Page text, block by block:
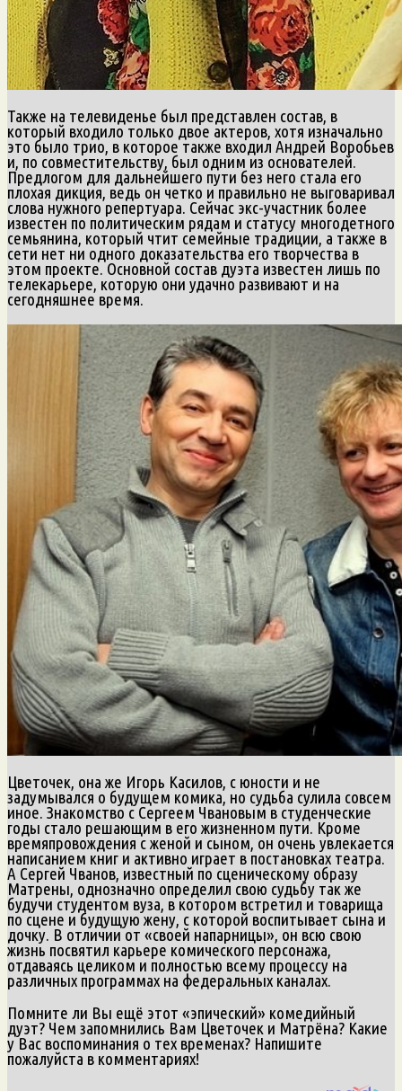
Также на телевиденье был представлен состав, в
который входило только двое актеров, хотя изначально
это было трио, в которое также входил Андрей Воробьев
и, по совместительству, был одним из основателей.
Предлогом для дальнейшего пути без него стала его
плохая дикция, ведь он четко и правильно не выговаривал
слова нужного репертуара. Сейчас экс-участник более
известен по политическим рядам и статусу многодетного
семьянина, который чтит семейные традиции, а также в
сети нет ни одного доказательства его творчества в
этом проекте. Основной состав дуэта известен лишь по
телекарьере, которую они удачно развивают и на
сегодняшнее время.
Цветочек, она же Игорь Касилов, с юности и не
задумывался о будущем комика, но судьба сулила совсем
иное. Знакомство с Сергеем Чвановым в студенческие
годы стало решающим в его жизненном пути. Кроме
времяпровождения с женой и сыном, он очень увлекается
написанием книг и активно играет в постановках театра.
А Сергей Чванов, известный по сценическому образу
Матрены, однозначно определил свою судьбу так же
будучи студентом вуза, в котором встретил и товарища
по сцене и будущую жену, с которой воспитывает сына и
дочку. В отличии от «своей напарницы», он всю свою
жизнь посвятил карьере комического персонажа,
отдаваясь целиком и полностью всему процессу на
различных программах на федеральных каналах.
Помните ли Вы ещё этот «эпический» комедийный
дуэт? Чем запомнились Вам Цветочек и Матрёна? Какие
у Вас воспоминания о тех временах? Напишите
пожалуйста в комментариях!